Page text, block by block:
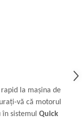
la mașina de
vă că motorul
sistemul Quick